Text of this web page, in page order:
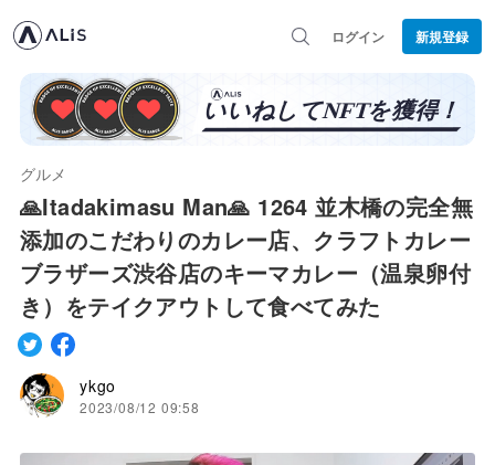
ログイン 新規登録
グルメ
🙏Itadakimasu Man🙏 1264 並木橋の完全無
添加のこだわりのカレー店、クラフトカレー
ブラザーズ渋谷店のキーマカレー（温泉卵付
き）をテイクアウトして食べてみた
ykgo
2023/08/12 09:58